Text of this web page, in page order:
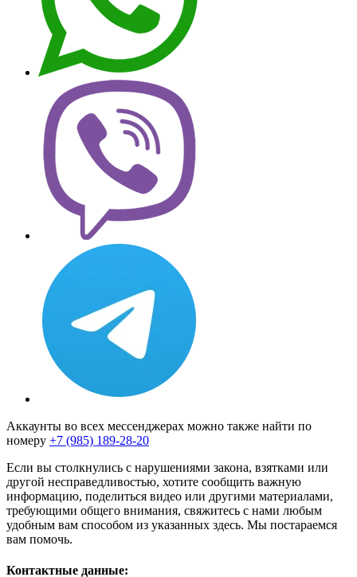
Аккаунты во всех мессенджерах можно также найти по
номеру +7 (985) 189-28-20
Если вы столкнулись с нарушениями закона, взятками или
другой несправедливостью, хотите сообщить важную
информацию, поделиться видео или другими материалами,
требующими общего внимания, свяжитесь с нами любым
удобным вам способом из указанных здесь. Мы постараемся
вам помочь.
Контактные данные: